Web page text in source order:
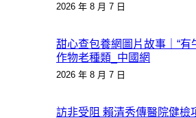
2026 年 8 月 7 日
甜心查包養網圖片故事｜“有
作物老種類_中國網
2026 年 8 月 7 日
訪非受阻 賴清秀傳醫院健檢